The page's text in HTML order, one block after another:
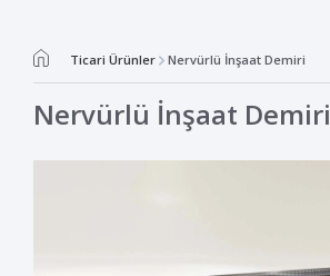
Ticari Ürünler Nervürlü İnşaat Demiri
Nervürlü İnşaat Demiri